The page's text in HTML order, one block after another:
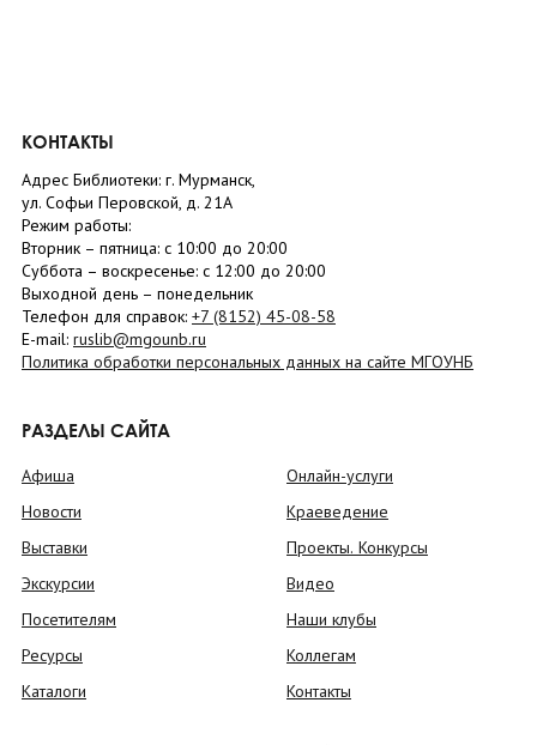
КОНТАКТЫ
Адрес Библиотеки: г. Мурманск,
ул. Софьи Перовской, д. 21А
Режим работы:
Вторник – пятница: с 10:00 до 20:00
Суббота – воскресенье: c 12:00 до 20:00
Выходной день – понедельник
Телефон для справок: +7 (8152) 45-08-58
E-mail: ruslib@mgounb.ru
Политика обработки персональных данных на сайте МГОУНБ
РАЗДЕЛЫ САЙТА
Афиша
Новости
Выставки
Экскурсии
Посетителям
Ресурсы
Каталоги
Онлайн-услуги
Краеведение
Проекты. Конкурсы
Видео
Наши клубы
Коллегам
Контакты